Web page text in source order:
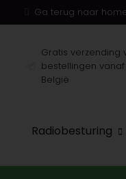
Ga terug naar
Gratis verzending
bestellingen
België
Radiobesturing